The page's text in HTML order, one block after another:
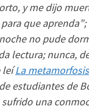
y me dijo
que
no pude
lectura; nunca,
leíLa metamorfosis
estudiantes de
una